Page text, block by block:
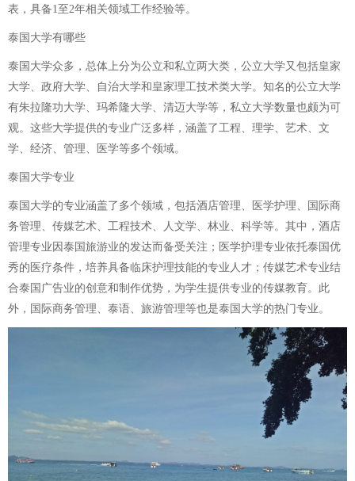
表，具备1至2年相关领域工作经验等。
泰国大学有哪些
泰国大学众多，总体上分为公立和私立两大类，公立大学又包括皇家
大学、政府大学、自治大学和皇家理工技术类大学。知名的公立大学
有朱拉隆功大学、玛希隆大学、清迈大学等，私立大学数量也颇为可
观。这些大学提供的专业广泛多样，涵盖了工程、理学、艺术、文
学、经济、管理、医学等多个领域。
泰国大学专业
泰国大学的专业涵盖了多个领域，包括酒店管理、医学护理、国际商
务管理、传媒艺术、工程技术、人文学、林业、科学等。其中，酒店
管理专业因泰国旅游业的发达而备受关注；医学护理专业依托泰国优
秀的医疗条件，培养具备临床护理技能的专业人才；传媒艺术专业结
合泰国广告业的创意和制作优势，为学生提供专业的传媒教育。此
外，国际商务管理、泰语、旅游管理等也是泰国大学的热门专业。